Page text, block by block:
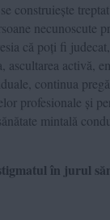
construiește
necunoscute
că poți fi
ascultarea activă,
continua
profesionale și
mintală
în jurul